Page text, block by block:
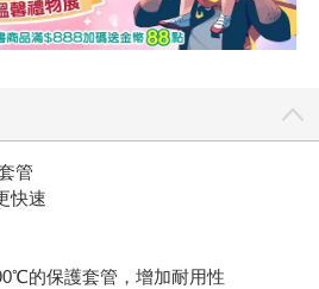
管
快速
的保護套管，增加耐用性